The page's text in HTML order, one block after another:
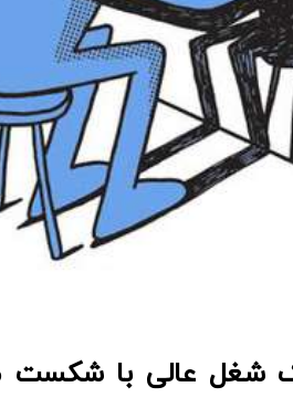
شغل عالی با شکست